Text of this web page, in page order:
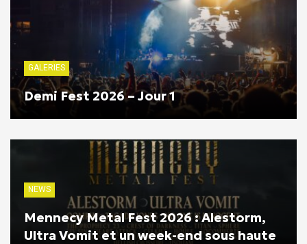
GALERIES
Demi Fest 2026 – Jour 1
NEWS
Mennecy Metal Fest 2026 : Alestorm,
Ultra Vomit et un week-end sous haute